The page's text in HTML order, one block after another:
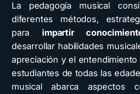
La pedagogía musical
diferentes métodos,
para impartir
desarrollar habilidades
apreciación y el entendimiento
estudiantes de todas las
musical abarca aspectos